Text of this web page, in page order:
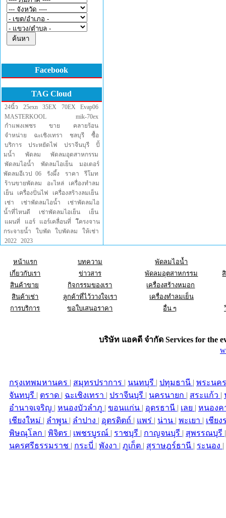
Facebook
TAG Cloud
24นิ้ว 25exn 35EX 70EX
Evap06
MASTERKOOL
mik-70ex
กำแพงเพชร
ขาย
คลายร้อน
จำหน่าย
ฉะเชิงเทรา ชลบุรี
ซื้อ
บริการ
ประหยัดไฟ ปราจีนบุรี
ปั้
มน้ำ
พัดลม
พัดลมอุตสาหกรรม
พัดลมไอน้ำ
พัดลมไอเย็น
มอเตอร์
พัดลมอีเวป 06
รังผึ้ง ราคา
รีโมท
ร้านขายพัดลม
อะไหล่
เครื่องทำลม
เย็น
เครื่องปั่นไฟ
เครื่องสร้างลมเย็น
เช่า
เช่าพัดลมไอน้ำ
เช่าพัดลมไอ
น้ำที่ไหนดี
เช่าพัดลมไอเย็น
เย็น
แผนที่
แอร์ แอร์เคลื่อนที่
โึครงจาน
กระจายน้ำ
ใบพัด ใบพัดลม
ให้เช่า
2022
2023
หน้าแรก บทความ
พัดลมไอน้ำ
เกี่ยวกับเรา
ข่าวสาร พัดลมอุตสาหกรรม
สินค้าขาย
กิจกรรมของเรา
เครื่องสร้างหมอก
สินค้าเช่า
ลูกค้าที่ไว้วางใจเรา
เครื่องทำลมเย็น
การบริการ
ขอใบเสนอราคา อื่น ๆ
บริษัท แอคดี จำกัด Services for the
กรุงเทพมหานคร | สมุทรปราการ | นนทบุรี | ปทุมธานี | พระนค
จันทบุรี | ตราด | ฉะเชิงเทรา | ปราจีนบุรี | นครนายก | สระแก้ว |
อำนาจเจริญ | หนองบัวลำภู | ขอนแก่น | อุดรธานี | เลย | หนอง
เชียงใหม่ | ลำพูน | ลำปาง | อุตรดิตถ์ | แพร่ | น่าน | พะเยา | เชีย
พิษณุโลก | พิจิตร | เพชรบูรณ์ | ราชบุรี | กาญจนบุรี | สุพรรณบุรี
นครศรีธรรมราช | กระบี่ | พังงา | ภูเก็ต | สุราษฎร์ธานี | ระนอง |